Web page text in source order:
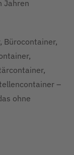
Jahren
Bürocontainer,
–
ohne